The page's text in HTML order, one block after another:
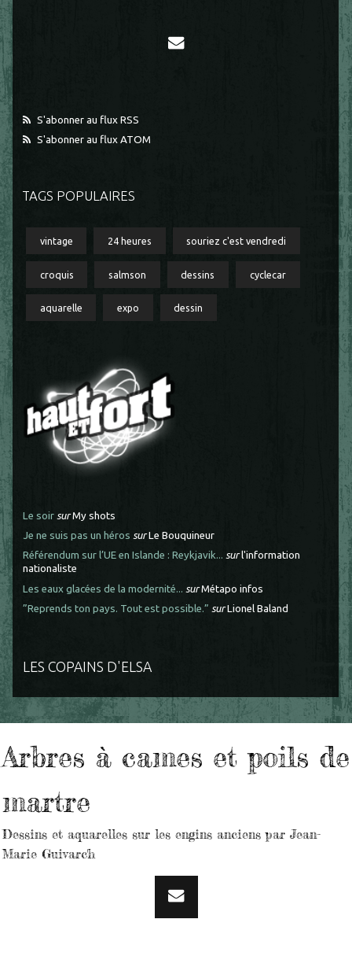
S'abonner au flux RSS
S'abonner au flux ATOM
TAGS POPULAIRES
vintage 24 heures souriez c'est vendredi
croquis salmson dessins cyclecar
aquarelle expo dessin
Le soir surMy shots
Je ne suis pas un héros surLe Bouquineur
Référendum sur l’UE en Islande : Reykjavik... surl'information
nationaliste
Les eaux glacées de la modernité... surMétapo infos
”Reprends ton pays. Tout est possible.” surLionel Baland
LES COPAINS D'ELSA
Arbres à cames et poils de
martre
Dessins et aquarelles sur les engins anciens par Jean-
Marie Guivarc'h